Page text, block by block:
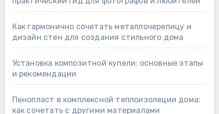
Как гармонично сочетать металлочерепицу и
дизайн стен для создания стильного дома
Установка композитной купели: основные этапы
и рекомендации
Пенопласт в комплексной теплоизоляции дома:
как сочетать с другими материалами